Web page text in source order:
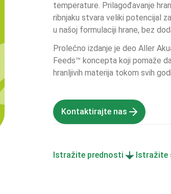
temperature. Prilagođavanje
ribnjaku stvara veliki potencijal
u našoj formulaciji hrane, bez
Prolećno izdanje je deo Aller
Feeds™ koncepta koji pomaže
hranljivih materija tokom svih
Kontaktirajte nas
Istražite prednosti Istražite